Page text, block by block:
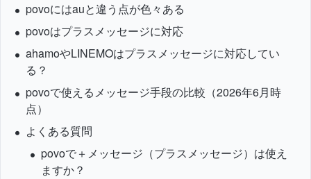
povoにはauと違う点が色々ある
povoはプラスメッセージに対応
ahamoやLINEMOはプラスメッセージに対応してい
る？
povoで使えるメッセージ手段の比較（2026年6月時
点）
よくある質問
povoで＋メッセージ（プラスメッセージ）は使え
ますか？